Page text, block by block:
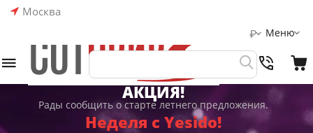
Москва
Меню
₽
АКЦИЯ!
Рады сообщить о старте летнего предложения.
Неделя с Yesido!